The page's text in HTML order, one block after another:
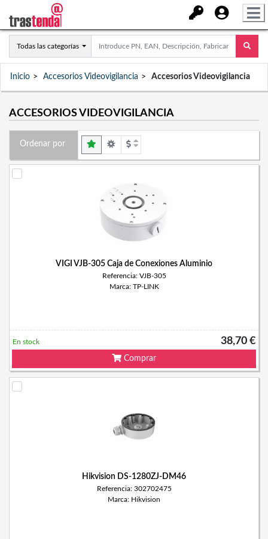
Todas las categorías
Inicio Accesorios Videovigilancia Accesorios Videovigilancia
ACCESORIOS VIDEOVIGILANCIA
Ordenar por
VIGI VJB-305 Caja de Conexiones Aluminio
Referencia: VJB-305
Marca: TP-LINK
38,70 €
En stock
Comprar
Hikvision DS-1280ZJ-DM46
Referencia: 302702475
Marca: Hikvision